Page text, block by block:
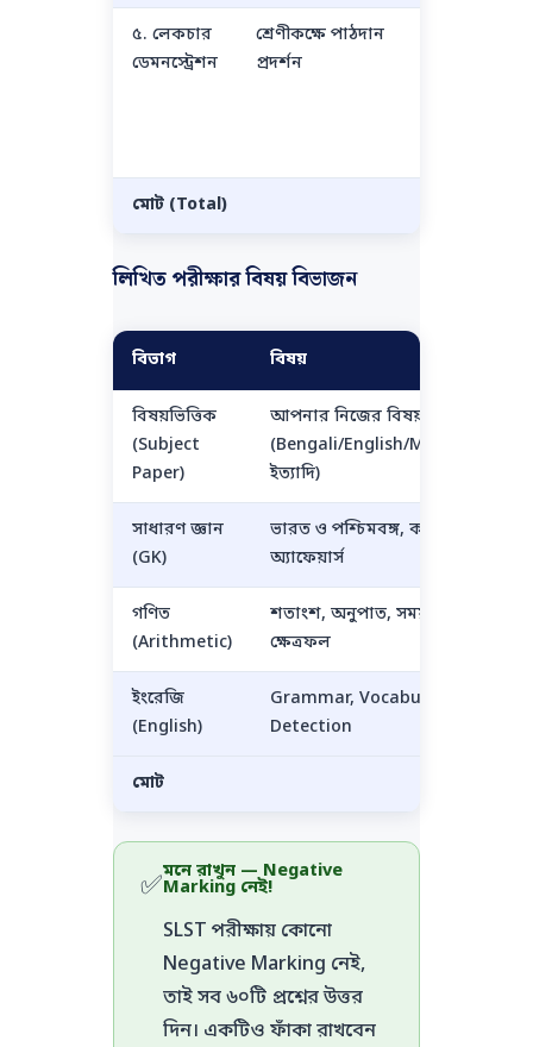
৫. লেকচার
ডেমনস্ট্রেশন
শ্রেণীকক্ষে পাঠদান
প্রদর্শন
মোট (Total)
লিখিত পরীক্ষার বিষয় বিভাজন
বিভাগ বিষয়
বিষয়ভিত্তিক
(Subject
Paper)
আপনার নিজের বিষয়
(Bengali/English/Math/Science
ইত্যাদি)
সাধারণ জ্ঞান
(GK)
ভারত ও পশ্চিমবঙ্গ, কারেন্ট
অ্যাফেয়ার্স
গণিত
(Arithmetic)
শতাংশ, অনুপাত, সময়-কাজ,
ক্ষেত্রফল
ইংরেজি
(English)
Grammar, Vocabulary, Error
Detection
মোট
✅মনে রাখুন — Negative
Marking নেই!
SLST পরীক্ষায় কোনো
Negative Marking নেই,
তাই সব ৬০টি প্রশ্নের উত্তর
দিন। একটিও ফাঁকা রাখবেন